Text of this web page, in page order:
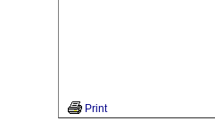
Print